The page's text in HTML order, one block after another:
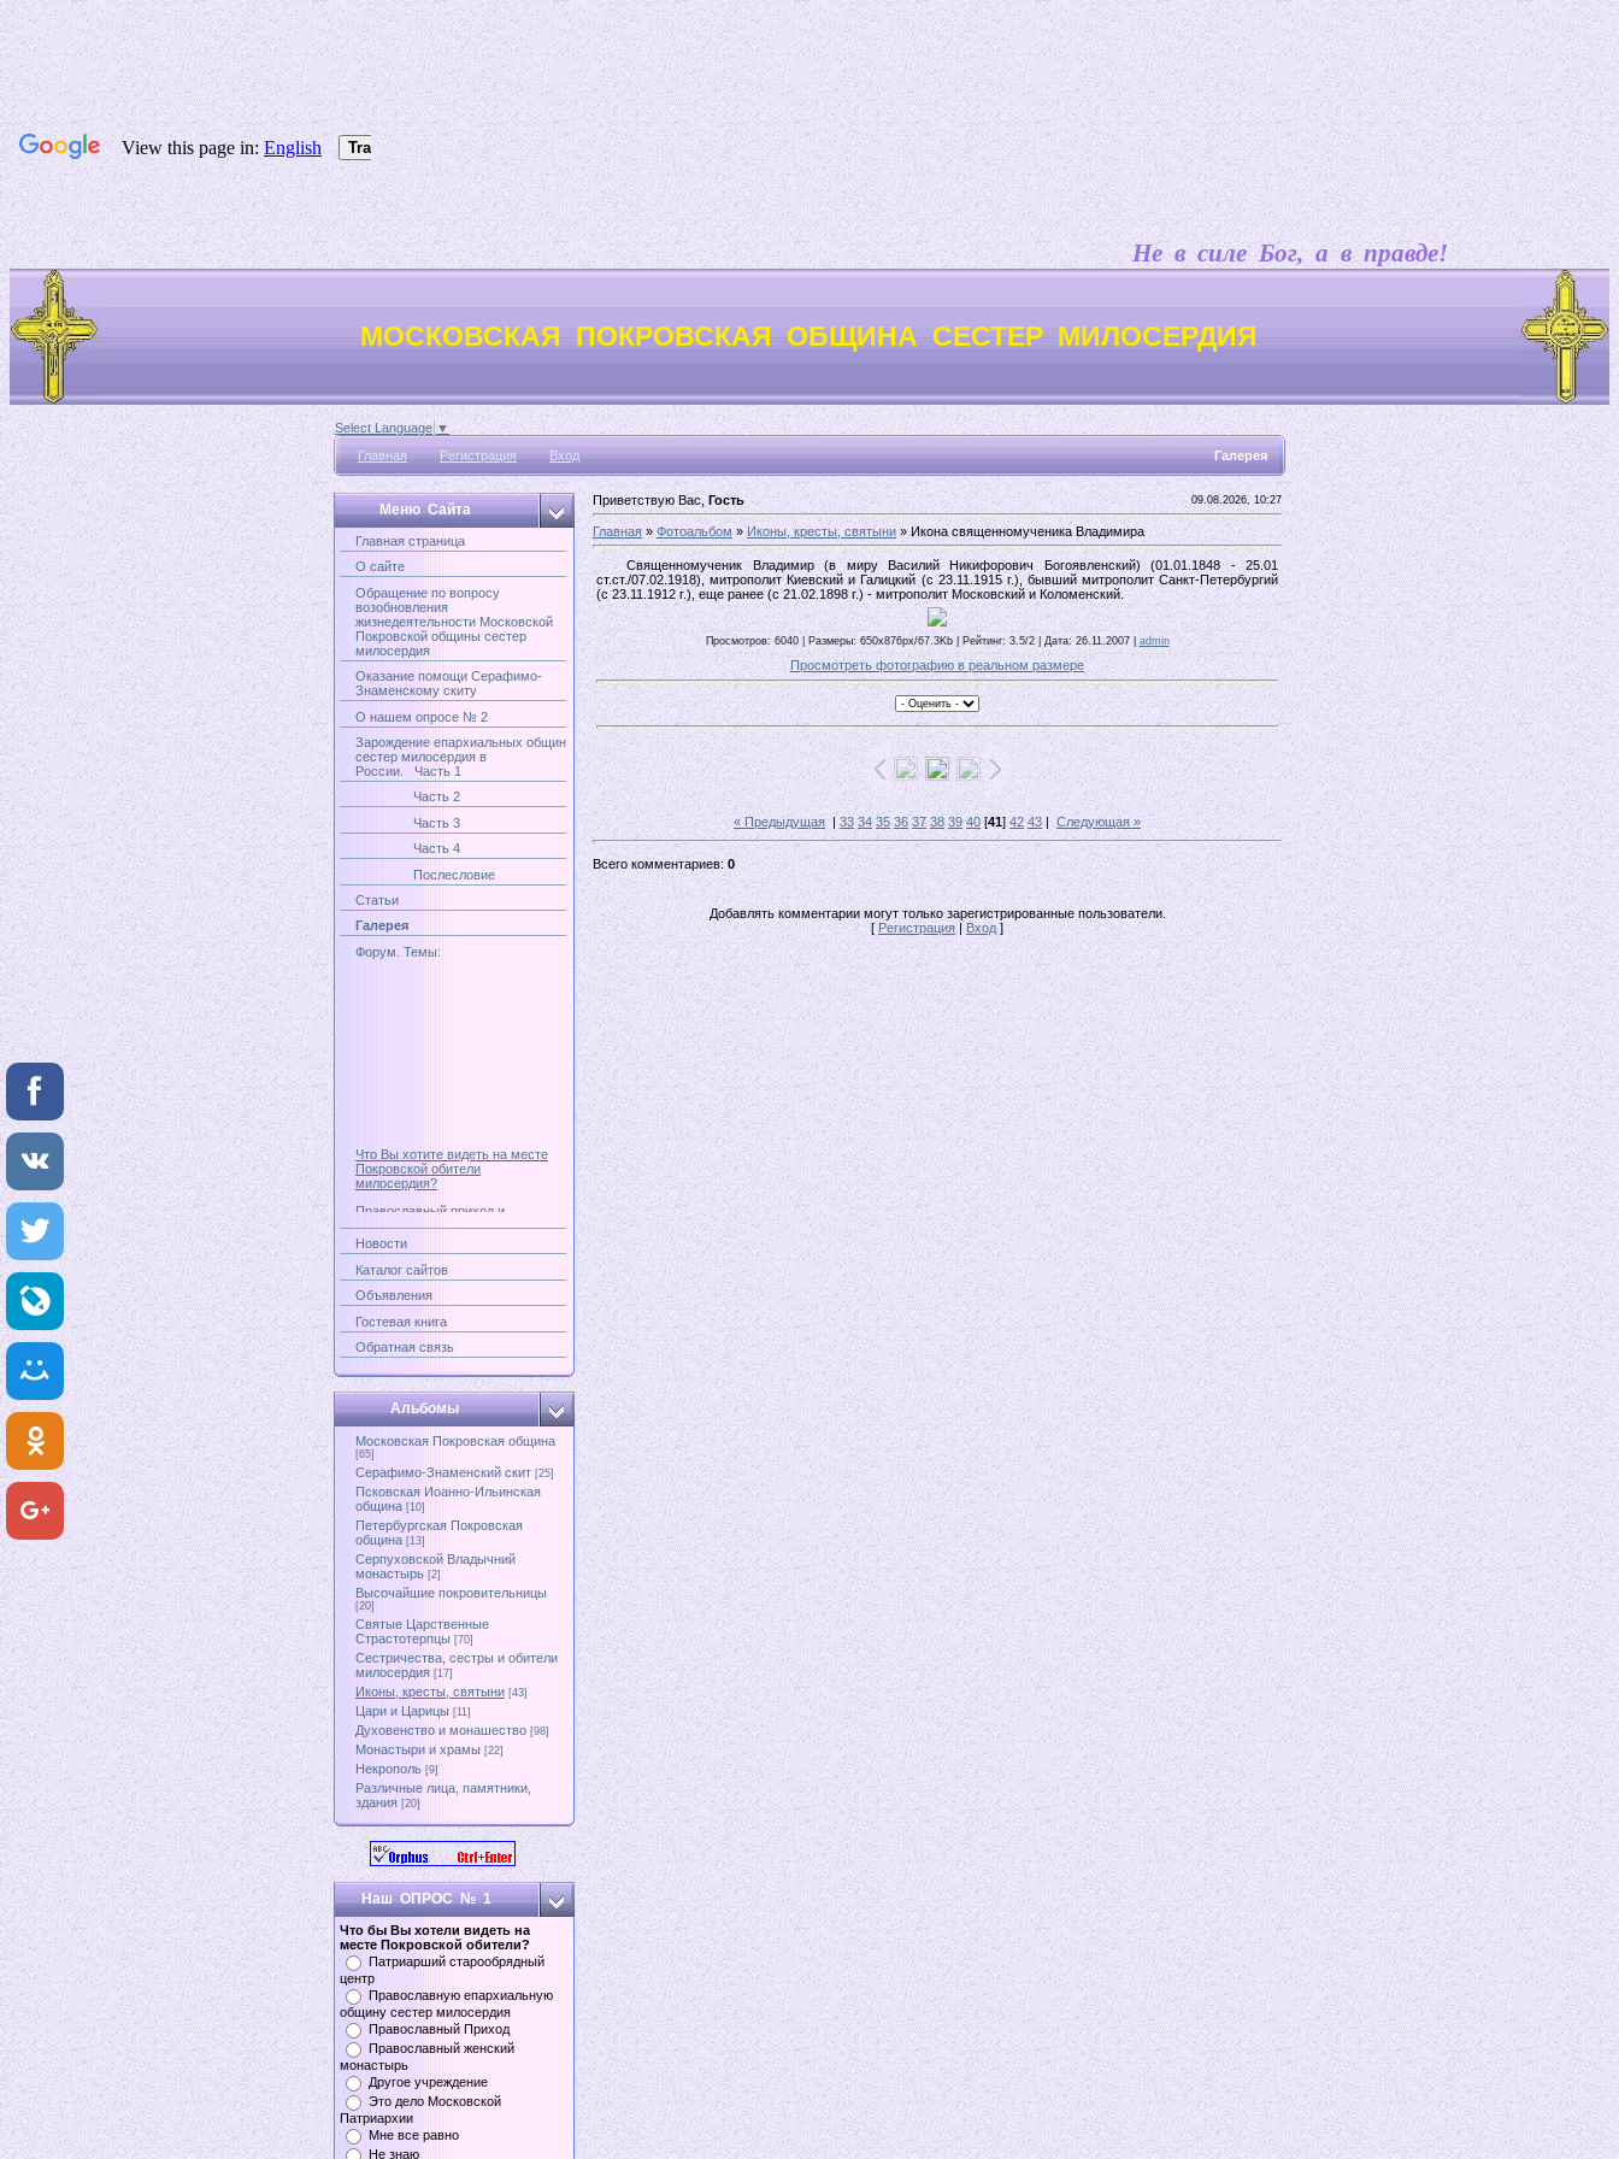
Не в силе Бог, а в правде!
МОСКОВСКАЯ ПОКРОВСКАЯ ОБЩИНА СЕСТЕР МИЛОСЕРДИЯ
Select Language ▼
Главная
Регистрация Вход Галерея
Меню Сайта
Главная страница
О сайте
Обращение по вопросу
возобновления
жизнедеятельности Московской
Покровской общины сестер
милосердия
Оказание помощи Серафимо-
Знаменскому скиту
О нашем опросе № 2
Зарождение епархиальных общин
сестер милосердия в
России. Часть 1
Часть 2
Часть 3
Часть 4
Послесловие
Статьи
Галерея
Форум. Темы:
Покровской обители
милосердия?
старообрядный центр
Современный взгляд на
старообрядчество
Возвращать ли Бакунинской
улице ее прежнее название -
Покровская?
Новости
Каталог сайтов
Объявления
Гостевая книга
Обратная связь
Альбомы
Московская Покровская община
[65]
Серафимо-Знаменский скит [25]
Псковская Иоанно-Ильинская
община [10]
Петербургская Покровская
община [13]
Серпуховской Владычний
монастырь [2]
Высочайшие покровительницы
[20]
Святые Царственные
Страстотерпцы [70]
Сестричества, сестры и обители
милосердия [17]
Иконы, кресты, святыни [43]
Цари и Царицы [11]
Духовенство и монашество [98]
Монастыри и храмы [22]
Некрополь [9]
Различные лица, памятники,
здания [20]
Наш ОПРОС № 1
Что бы Вы хотели видеть на
месте Покровской обители?
Патриарший старообрядный
центр
Православную епархиальную
общину сестер милосердия
Православный Приход
Православный женский
монастырь
Другое учреждение
Это дело Московской
Патриархии
Мне все равно
Не знаю
Приветствую Вас, Гость 09.08.2026, 10:27
Главная» Фотоальбом »Иконы, кресты, святыни» Икона священномученика Владимира
Священномученик Владимир (в миру Василий Никифорович Богоявленский) (01.01.1848 - 25.01
ст.ст./07.02.1918), митрополит Киевский и Галицкий (с 23.11.1915 г.), бывший митрополит Санкт-Петербургий
(с 23.11.1912 г.), еще ранее (с 21.02.1898 г.) - митрополит Московский и Коломенский.
Просмотров: 6040 | Размеры: 650x876px/67.3Kb | Рейтинг: 3.5/2 | Дата: 26.11.2007 | admin
Просмотреть фотографию в реальном размере
« Предыдущая| 33 34 35 36 37 38 39 40[41] 42 43 |Следующая »
Всего комментариев:0
Добавлять комментарии могут только зарегистрированные пользователи.
[Регистрация |Вход]